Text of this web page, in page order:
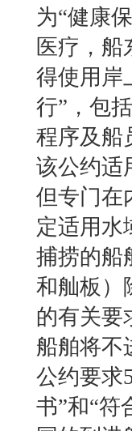
为“健康
医疗，
得使用岸
行”，包
程序及船
该公约适
但专门在
定适用水
捕捞的船
和舢板）
的有关要
船舶将不
公约要求
书”和“符